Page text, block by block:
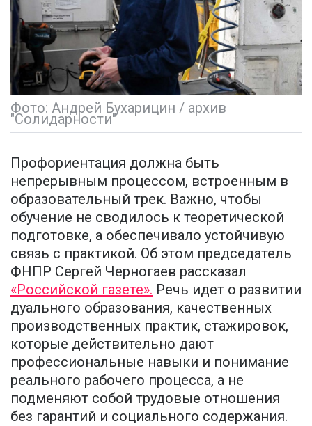
Фото: Андрей Бухарицин / архив
"Солидарности"
Профориентация должна быть
непрерывным процессом, встроенным в
образовательный трек. Важно, чтобы
обучение не сводилось к теоретической
подготовке, а обеспечивало устойчивую
связь с практикой. Об этом председатель
ФНПР Сергей Черногаев рассказал
«Российской газете». Речь идет о развитии
дуального образования, качественных
производственных практик, стажировок,
которые действительно дают
профессиональные навыки и понимание
реального рабочего процесса, а не
подменяют собой трудовые отношения
без гарантий и социального содержания.